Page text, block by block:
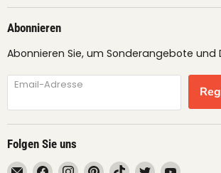
Abonnieren
Abonnieren Sie, um Sonderangebote und
Email-Adresse
Folgen Sie uns
EmailFindenFindenFindenFindenFindenFinden